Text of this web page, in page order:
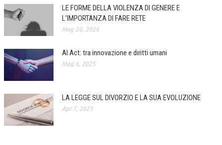
AUTORI
COLLABORA CON NOI
CORPORATE SOCIAL RESPONSIBILITY
INTERNAZIONALIZZAZIONE
HUMAN RESOURCES
LE FORME DELLA VIOLENZA DI GENERE E
L’IMPORTANZA DI FARE RETE
Mag 28, 2026
AI Act: tra innovazione e diritti umani
Mag 6, 2025
LA LEGGE SUL DIVORZIO E LA SUA EVOLUZIONE
Apr 7, 2025